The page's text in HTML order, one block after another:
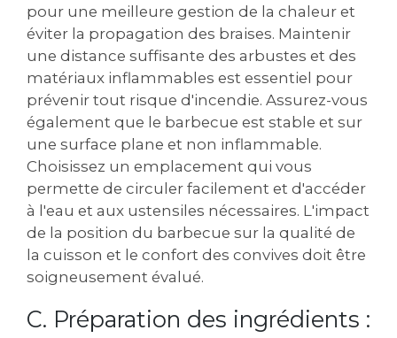
pour une meilleure gestion de la chaleur et
éviter la propagation des braises. Maintenir
une distance suffisante des arbustes et des
matériaux inflammables est essentiel pour
prévenir tout risque d'incendie. Assurez-vous
également que le barbecue est stable et sur
une surface plane et non inflammable.
Choisissez un emplacement qui vous
permette de circuler facilement et d'accéder
à l'eau et aux ustensiles nécessaires. L'impact
de la position du barbecue sur la qualité de
la cuisson et le confort des convives doit être
soigneusement évalué.
C. Préparation des ingrédients :